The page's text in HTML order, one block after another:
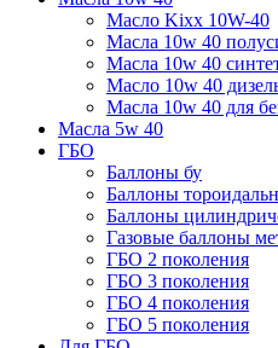
Mасло Kixx 10W-40
Масла 10w 40
Масла 10w 40
Масло 10w 40
Масла 10w 40 для
Масла 5w 40
ГБО
Баллоны бу
Баллоны
Баллоны
Газовые баллоны
ГБО 2 поколения
ГБО 3 поколения
ГБО 4 поколения
ГБО 5 поколения